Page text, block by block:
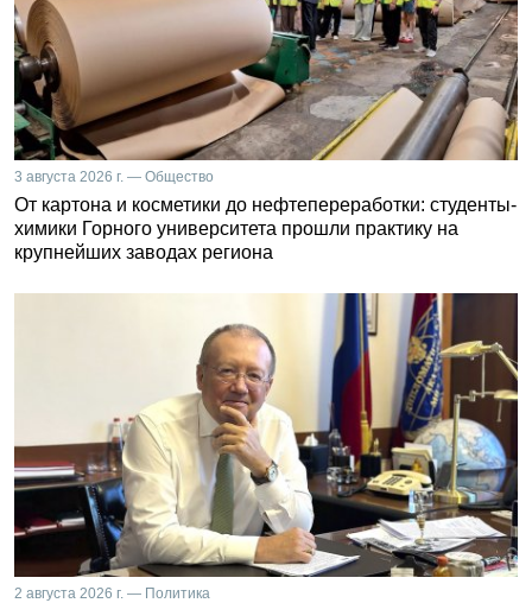
3 августа 2026 г. — Общество
От картона и косметики до нефтепереработки: студенты-
химики Горного университета прошли практику на
крупнейших заводах региона
2 августа 2026 г. — Политика